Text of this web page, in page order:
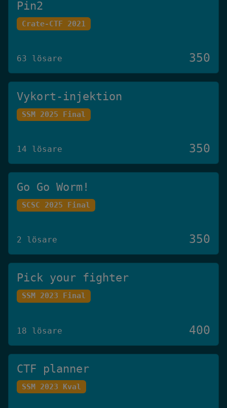
Pin2
Crate-CTF 2021
63 lösare 350
Vykort-injektion
SSM 2025 Final
14 lösare 350
Go Go Worm!
SCSC 2025 Final
2 lösare 350
Pick your fighter
SSM 2023 Final
18 lösare 400
CTF planner
SSM 2023 Kval